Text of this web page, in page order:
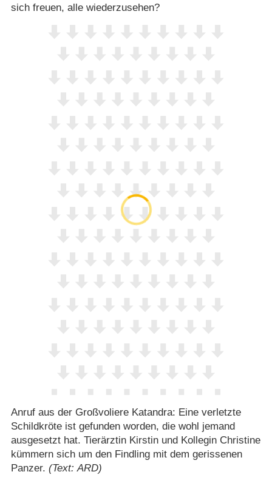
sich freuen, alle wiederzusehen?
Anruf aus der Großvoliere Katandra: Eine verletzte
Schildkröte ist gefunden worden, die wohl jemand
ausgesetzt hat. Tierärztin Kirstin und Kollegin Christine
kümmern sich um den Findling mit dem gerissenen
Panzer. (Text: ARD)